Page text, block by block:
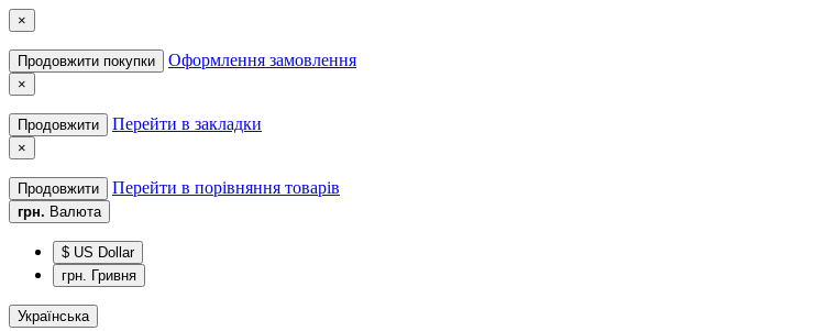
×
Продовжити покупки Оформлення замовлення
×
Продовжити Перейти в закладки
×
Продовжити Перейти в порівняння товарів
грн. Валюта
$ US Dollar
грн. Гривня
Українська